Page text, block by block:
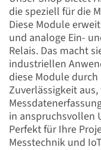
die speziell für die
Diese Module
und analoge Ein-
Relais. Das macht
industriellen
diese Module
Zuverlässigkeit
in anspruchsvollen
Perfekt für Ihre
Messtechnik und